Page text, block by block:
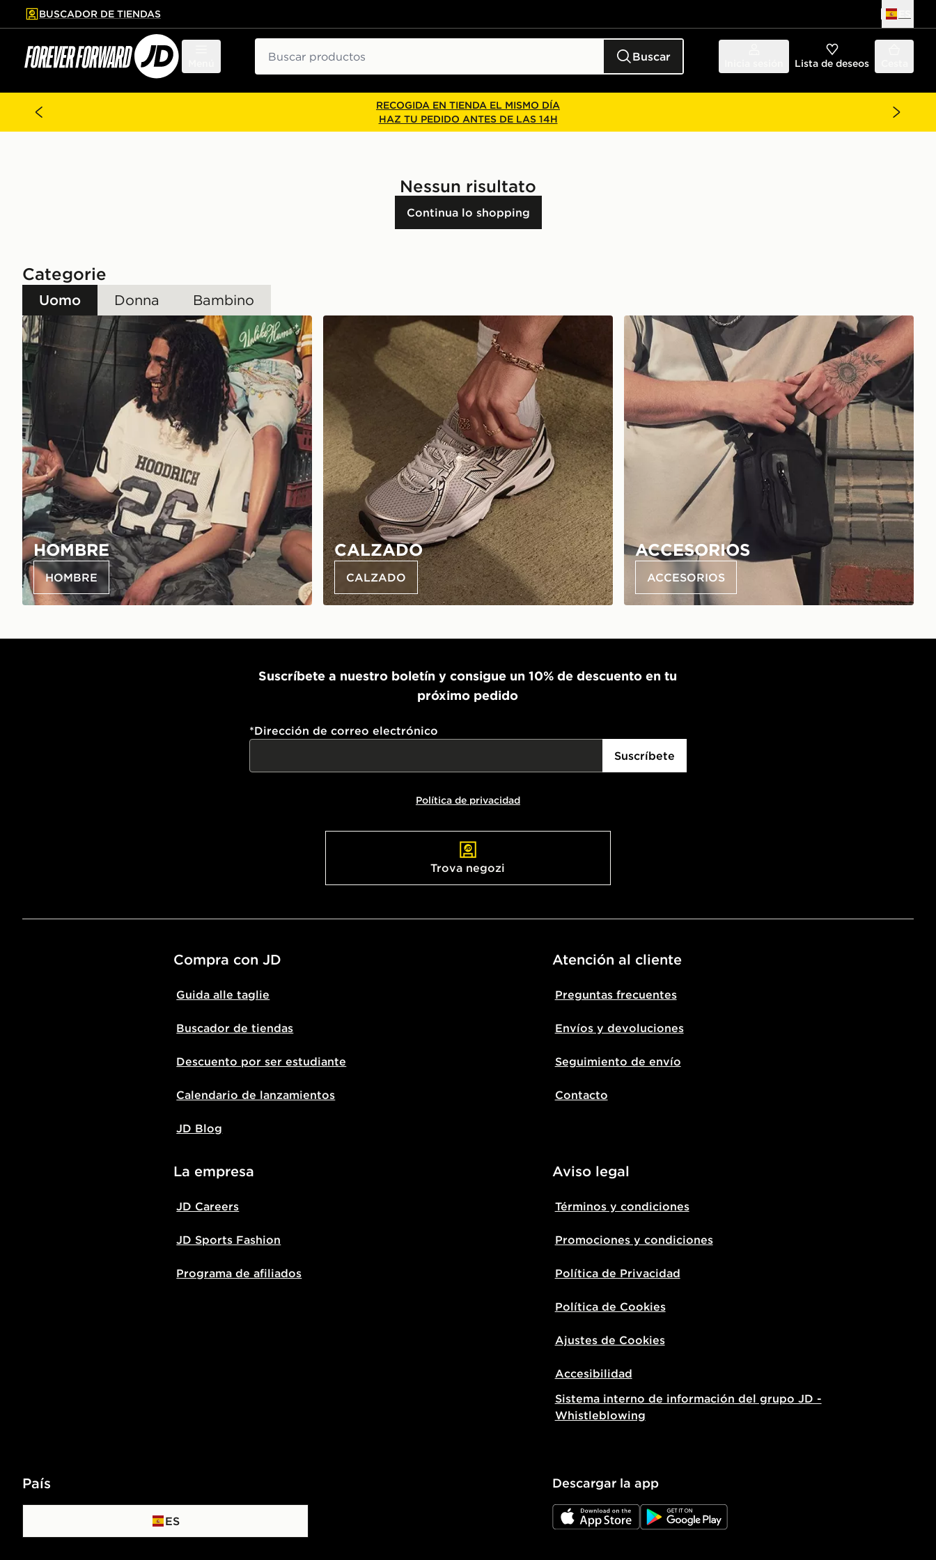
contenido principal
pie de página
BUSCADOR DE TIENDAS
Buscar Lista de deseos
RECOGIDA EN TIENDA EL MISMO DÍA
HAZ TU PEDIDO ANTES DE LAS 14H
Nessun risultato
Continua lo shopping
Categorie
Uomo Donna Bambino
HOMBRE
HOMBRE
CALZADO
CALZADO
ACCESORIOS
ACCESORIOS
Suscríbete a nuestro boletín y consigue un 10% de descuento en tu
próximo pedido
*Dirección de correo electrónico
Suscríbete
Política de privacidad
Trova negozi
Compra con JD
Guida alle taglie
Buscador de tiendas
Descuento por ser estudiante
Calendario de lanzamientos
JD Blog
Atención al cliente
Preguntas frecuentes
Envíos y devoluciones
Seguimiento de envío
Contacto
La empresa
JD Careers
JD Sports Fashion
Programa de afiliados
Aviso legal
Términos y condiciones
Promociones y condiciones
Política de Privacidad
Política de Cookies
Ajustes de Cookies
Accesibilidad
Sistema interno de información del grupo JD -
Whistleblowing
País
ES
Descargar la app
JD App Store JD Google Play